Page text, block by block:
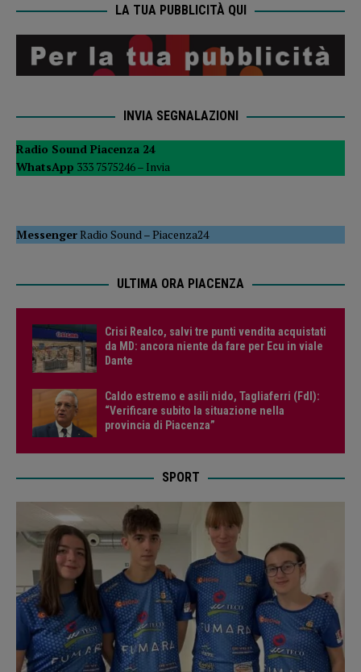
LA TUA PUBBLICITÀ QUI
INVIA SEGNALAZIONI
Radio Sound Piacenza 24
WhatsApp 333 7575246 – Invia
MessengerRadio Sound –Piacenza24
ULTIMA ORA PIACENZA
Crisi Realco, salvi tre punti vendita acquistati
da MD: ancora niente da fare per Ecu in viale
Dante
Caldo estremo e asili nido, Tagliaferri (FdI):
“Verificare subito la situazione nella
provincia di Piacenza”
SPORT